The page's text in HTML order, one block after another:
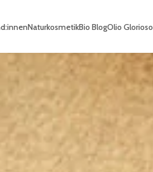
NaturkosmetikBio BlogOlio Glorioso